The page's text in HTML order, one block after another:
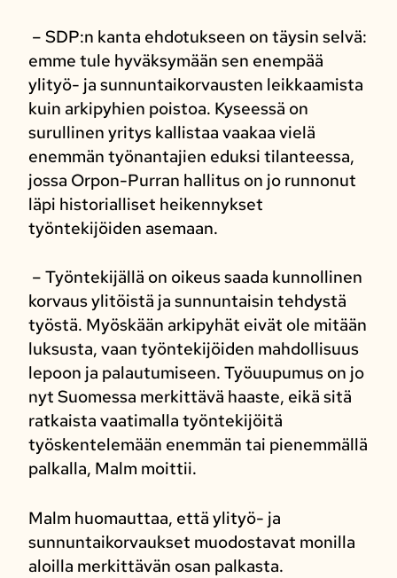
– SDP:n kanta ehdotukseen on täysin selvä:
emme tule hyväksymään sen enempää
ylityö- ja sunnuntaikorvausten leikkaamista
kuin arkipyhien poistoa. Kyseessä on
surullinen yritys kallistaa vaakaa vielä
enemmän työnantajien eduksi tilanteessa,
jossa Orpon-Purran hallitus on jo runnonut
läpi historialliset heikennykset
työntekijöiden asemaan.
– Työntekijällä on oikeus saada kunnollinen
korvaus ylitöistä ja sunnuntaisin tehdystä
työstä. Myöskään arkipyhät eivät ole mitään
luksusta, vaan työntekijöiden mahdollisuus
lepoon ja palautumiseen. Työuupumus on jo
nyt Suomessa merkittävä haaste, eikä sitä
ratkaista vaatimalla työntekijöitä
työskentelemään enemmän tai pienemmällä
palkalla, Malm moittii.
Malm huomauttaa, että ylityö- ja
sunnuntaikorvaukset muodostavat monilla
aloilla merkittävän osan palkasta.